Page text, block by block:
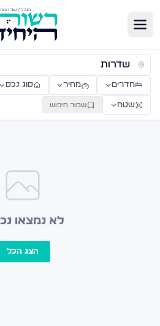
דירות למכירה ולהשכרה —
חדרים מחיר סוג נכס
שטח שמור חיפוש
לא נמצאו
הצג הכל